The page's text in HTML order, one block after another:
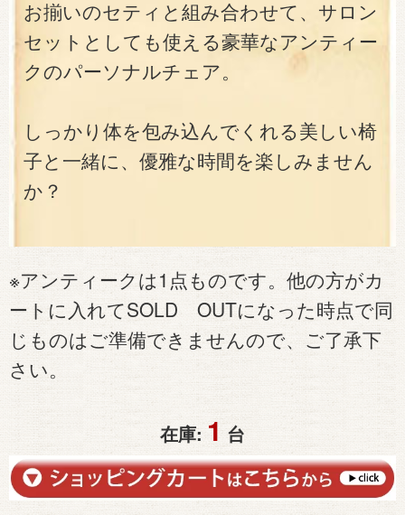
お揃いのセティと組み合わせて、サロン
セットとしても使える豪華なアンティー
クのパーソナルチェア。
しっかり体を包み込んでくれる美しい椅
子と一緒に、優雅な時間を楽しみません
か？
※アンティークは1点ものです。他の方がカ
ートに入れてSOLD OUTになった時点で同
じものはご準備できませんので、ご了承下
さい。
在庫: 1 台